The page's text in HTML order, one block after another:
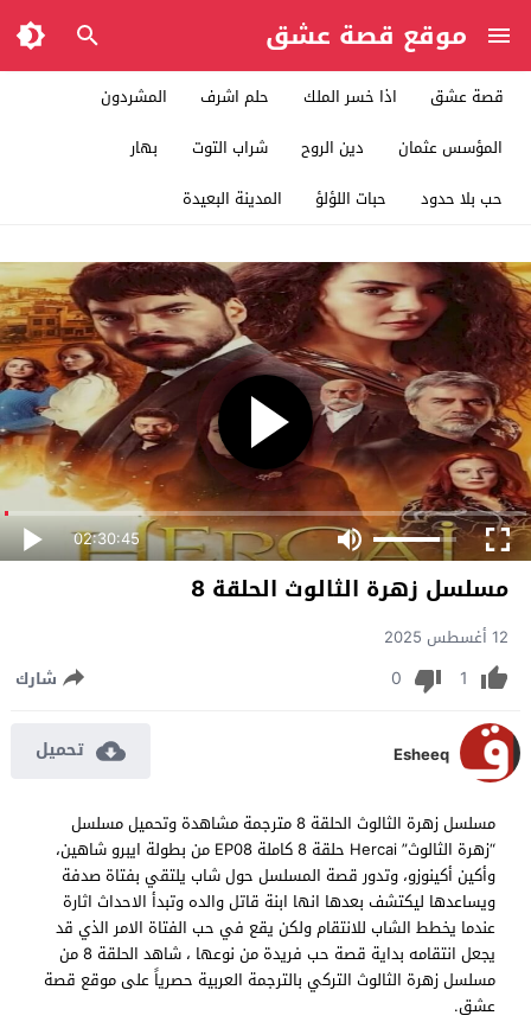
موقع قصة عشق
قصة عشق اذا خسر الملك حلم اشرف
المشردون
المؤسس عثمان
دين الروح شراب التوت
بهار
حب بلا حدود
حبات اللؤلؤ المدينة البعيدة
02:30:45
مسلسل زهرة الثالوث الحلقة 8
12 أغسطس 2025
1
0 شارك
Esheeq تحميل
مسلسل زهرة الثالوث الحلقة 8 مترجمة مشاهدة وتحميل مسلسل
“زهرة الثالوث” Hercai حلقة 8 كاملة EP08 من بطولة ايبرو شاهين،
وأكين أكينوزو، وتدور قصة المسلسل حول شاب يلتقي بفتاة صدفة
ويساعدها ليكتشف بعدها انها ابنة قاتل والده وتبدأ الاحداث اثارة
عندما يخطط الشاب للانتقام ولكن يقع في حب الفتاة الامر الذي قد
يجعل انتقامه بداية قصة حب فريدة من نوعها ، شاهد الحلقة 8 من
مسلسل زهرة الثالوث التركي بالترجمة العربية حصرياً على موقع قصة
عشق.